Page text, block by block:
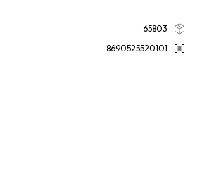
65803
8690525520101